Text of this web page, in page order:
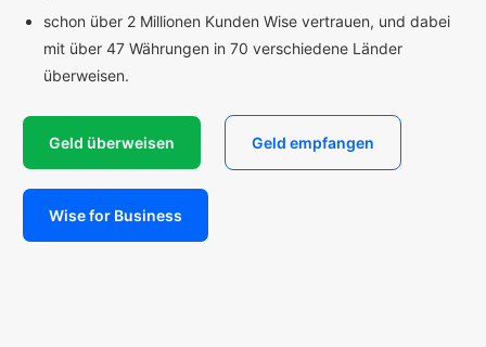
schon über 2 Millionen Kunden Wise vertrauen, und dabei
mit über 47 Währungen in 70 verschiedene Länder
überweisen.
Geld überweisen Geld empfangen
Wise for Business